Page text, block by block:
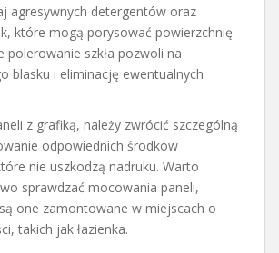
agresywnych detergentów oraz
które mogą porysować powierzchnię
polerowanie szkła pozwoli na
blasku i eliminację ewentualnych
z grafiką, należy zwrócić szczególną
odpowiednich środków
nie uszkodzą nadruku. Warto
sprawdzać mocowania paneli,
one zamontowane w miejscach o
takich jak łazienka.